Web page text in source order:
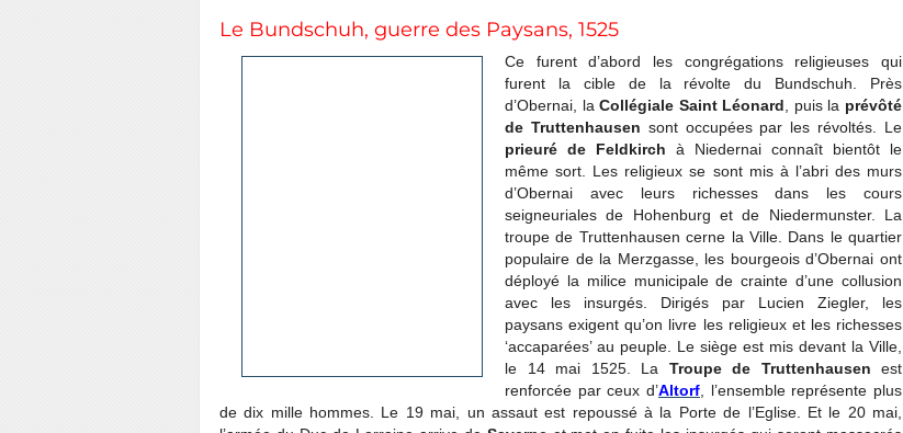
Le Bundschuh, guerre des Paysans, 1525
Ce furent d’abord les congrégations religieuses qui
furent la cible de la révolte du Bundschuh. Près
d’Obernai, laCollégiale Saint Léonard , puis la prévôté
de Truttenhausen sont occupées par les révoltés. Le
prieuré de Feldkirch à Niedernai connaît bientôt le
même sort. Les religieux se sont mis à l’abri des murs
d’Obernai avec leurs richesses dans les cours
seigneuriales de Hohenburg et de Niedermunster. La
troupe de Truttenhausen cerne la Ville. Dans le quartier
populaire de la Merzgasse, les bourgeois d’Obernai ont
déployé la milice municipale de crainte d’une collusion
avec les insurgés. Dirigés par Lucien Ziegler, les
paysans exigent qu’on livre les religieux et les richesses
‘accaparées’ au peuple. Le siège est mis devant la Ville,
le 14 mai 1525. La Troupe de Truttenhausen est
renforcée par ceux d’Altorf , l’ensemble représente plus
de dix mille hommes. Le 19 mai, un assaut est repoussé à la Porte de l’Eglise. Et le 20 mai,